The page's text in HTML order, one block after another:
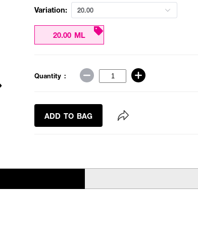
Variation: 20.00
20.00 ML
Quantity :
ADD TO BAG